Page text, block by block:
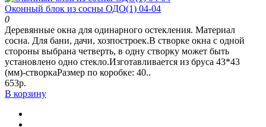
Оконный блок из сосны ОДО(1) 04-04
0
Деревянные окна для одинарного остекления. Материал
сосна. Для бани, дачи, хозпостроек.В створке окна с одной
стороны выбрана четверть, в одну створку может быть
установлено одно стекло.Изготавливается из бруса 43*43
(мм)-створкаРазмер по коробке: 40..
653р.
В корзину